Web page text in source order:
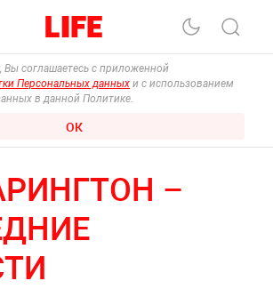
Вы соглашаетесь с приложенной
Персональных данных и с использованием
в данной Политике.
ОК
–